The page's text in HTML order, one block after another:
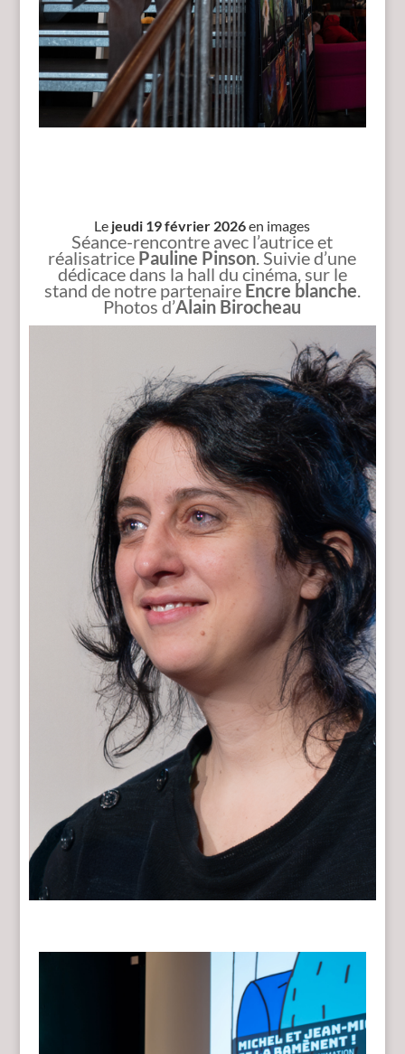
Le jeudi 19 février 2026en images
Séance-rencontre avec l’autrice et
réalisatrice Pauline Pinson . Suivie d’une
dédicace dans la hall du cinéma, sur le
stand de notre partenaire Encre blanche
Photos d’Alain Birocheau